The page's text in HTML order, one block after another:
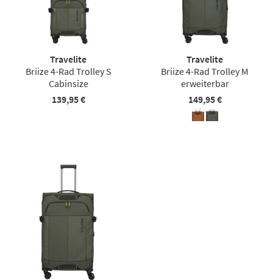
Travelite
Briize 4-Rad Trolley S
Cabinsize
139,95 €
Travelite
Briize 4-Rad Trolley M
erweiterbar
149,95 €